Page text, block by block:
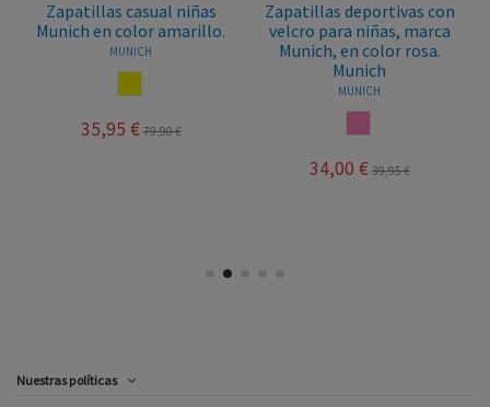
Zapatillas casual niñas
Munich en color amarillo.
MUNICH
35,95 € 79,90 €
Zapatillas deportivas con
velcro para niñas, marca
Munich, en color rosa.
Munich
MUNICH
34,00 € 39,95 €
Nuestras políticas